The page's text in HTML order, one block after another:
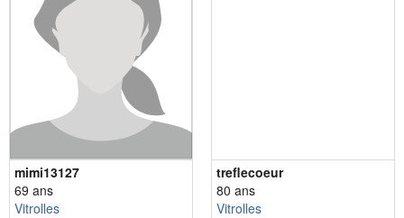
mimi13127
69 ans
Vitrolles
treflecoeur
80 ans
Vitrolles